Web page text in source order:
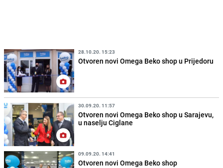
28.10.20. 15:23
Otvoren novi Omega Beko shop u Prijedoru
30.09.20. 11:57
Otvoren novi Omega Beko shop u Sarajevu,
u naselju Ciglane
09.09.20. 14:41
Otvoren novi Omega Beko shop